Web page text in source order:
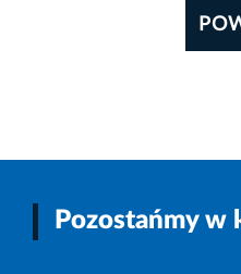
Pozostańmy w